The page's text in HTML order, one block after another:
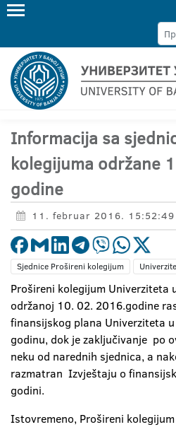
Informacija sa
kolegijuma održane
godine
11. februar 2016. 15:52:49
Sjednice Prošireni kolegijum
Prošireni kolegijum Univerziteta
održanoj 10. 02. 2016.godine
finansijskog plana Univerziteta
godinu, dok je zaključivanje po
neku od narednih sjednica, a
razmatran Izvještaju o
godini.
Istovremeno, Prošireni